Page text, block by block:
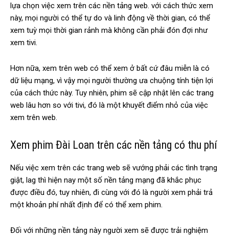
lựa chọn việc xem trên các nền tảng web. với cách thức xem
này, mọi người có thể tự do và linh động về thời gian, có thể
xem tuỳ mọi thời gian rảnh mà không cần phải đón đợi như
xem tivi.
Hơn nữa, xem trên web có thể xem ở bất cứ đâu miễn là có
dữ liệu mạng, vì vậy mọi người thường ưa chuộng tính tiện lợi
của cách thức này. Tuy nhiên, phim sẽ cập nhật lên các trang
web lâu hơn so với tivi, đó là một khuyết điểm nhỏ của việc
xem trên web.
Xem phim Đài Loan trên các nền tảng có thu phí
Nếu việc xem trên các trang web sẽ vướng phải các tình trạng
giật, lag thì hiện nay một số nền tảng mạng đã khắc phục
được điều đó, tuy nhiên, đi cùng với đó là người xem phải trả
một khoản phí nhất định để có thể xem phim.
Đối với những nền tảng này người xem sẽ được trải nghiệm